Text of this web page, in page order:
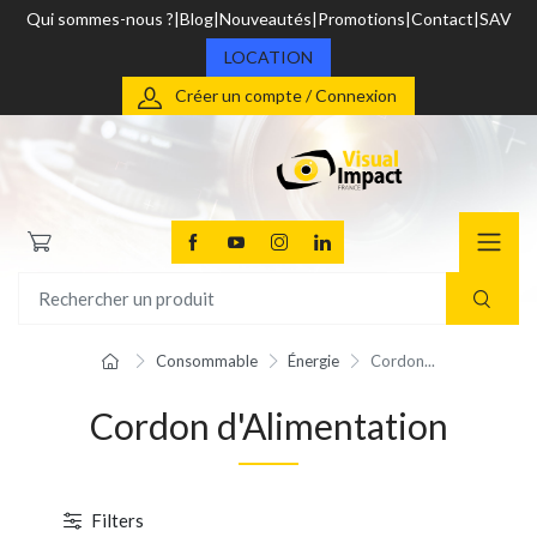
Qui sommes-nous ? Blog Nouveautés Promotions Contact SAV
LOCATION
Créer un compte / Connexion
Consommable Énergie Cordon...
Cordon d'Alimentation
Filters